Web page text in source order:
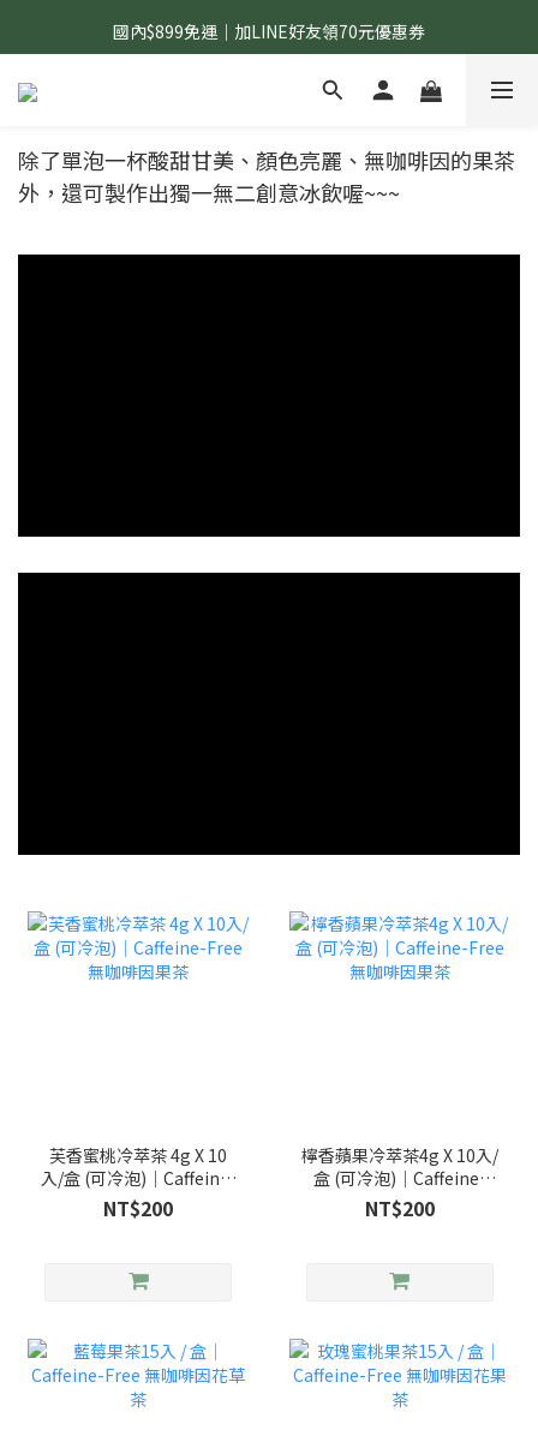
國內$899免運｜加LINE好友領70元優惠券
國內$899免運｜加LINE好友領70元優惠券
訂單滿$1,200｜送好日隨行冷水瓶 (贈完為止)
除了單泡一杯酸甜甘美、顏色亮麗、無咖啡因的果茶
外，還可製作出獨一無二創意冰飲喔~~~
芙香蜜桃冷萃茶 4g X 10
入/盒 (可冷泡)｜Caffeine-
Free 無咖啡因果茶
NT$200
檸香蘋果冷萃茶4g X 10入/
盒 (可冷泡)｜Caffeine-
Free 無咖啡因果茶
NT$200